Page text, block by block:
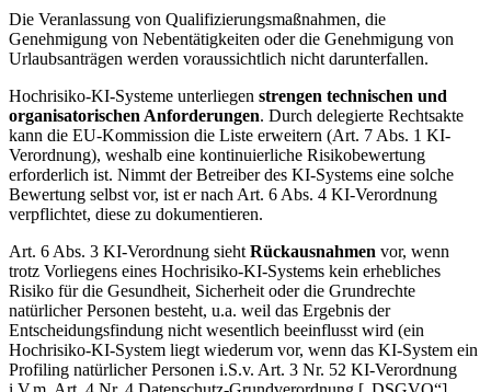
Die Veranlassung von Qualifizierungsmaßnahmen, die
Genehmigung von Nebentätigkeiten oder die Genehmigung von
Urlaubsanträgen werden voraussichtlich nicht darunterfallen.
Hochrisiko-KI-Systeme unterliegen strengen technischen und
organisatorischen Anforderungen. Durch delegierte Rechtsakte
kann die EU-Kommission die Liste erweitern (Art. 7 Abs. 1 KI-
Verordnung), weshalb eine kontinuierliche Risikobewertung
erforderlich ist. Nimmt der Betreiber des KI-Systems eine solche
Bewertung selbst vor, ist er nach Art. 6 Abs. 4 KI-Verordnung
verpflichtet, diese zu dokumentieren.
Art. 6 Abs. 3 KI-Verordnung sieht Rückausnahmen vor, wenn
trotz Vorliegens eines Hochrisiko-KI-Systems kein erhebliches
Risiko für die Gesundheit, Sicherheit oder die Grundrechte
natürlicher Personen besteht, u.a. weil das Ergebnis der
Entscheidungsfindung nicht wesentlich beeinflusst wird (ein
Hochrisiko-KI-System liegt wiederum vor, wenn das KI-System ein
Profiling natürlicher Personen i.S.v. Art. 3 Nr. 52 KI-Verordnung